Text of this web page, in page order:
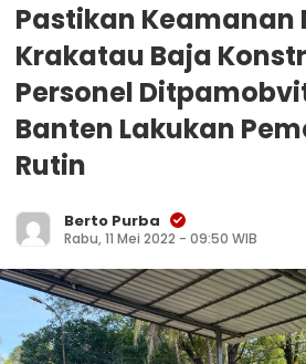
Pastikan Keamanan
Krakatau Baja
Personel
Banten Lakukan
Rutin
Berto Purba
Rabu, 11 Mei 2022 - 09:50 WIB